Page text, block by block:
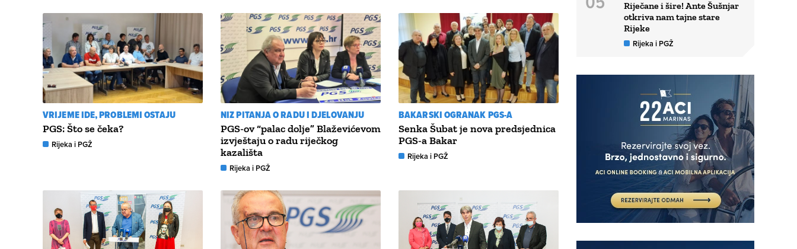
VRIJEME IDE, PROBLEMI OSTAJU
PGS: Što se čeka?
Rijeka i PGŽ
NIZ PITANJA O RADU I DJELOVANJU
PGS-ov “palac dolje” Blaževićevom
izvještaju o radu riječkog
kazališta
Rijeka i PGŽ
BAKARSKI OGRANAK PGS-A
Senka Šubat je nova predsjednica
PGS-a Bakar
Rijeka i PGŽ
Riječane i šire! Ante Šušnjar
otkriva nam tajne stare
Rijeke
Rijeka i PGŽ